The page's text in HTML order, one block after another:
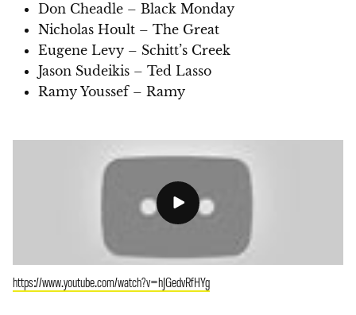
Don Cheadle – Black Monday
Nicholas Hoult – The Great
Eugene Levy – Schitt’s Creek
Jason Sudeikis – Ted Lasso
Ramy Youssef – Ramy
https://www.youtube.com/watch?v=hJGedvRfHYg